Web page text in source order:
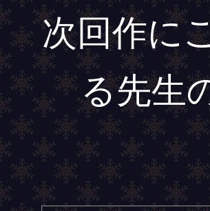
次回作に
る先生